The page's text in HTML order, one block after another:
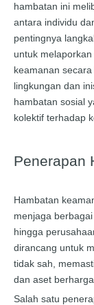
hambatan ini
antara individu
pentingnya
untuk
keamanan
lingkungan dan
hambatan sosial
kolektif terhadap
Penerapan
Hambatan
menjaga
hingga
dirancang untuk
tidak sah,
dan aset berharga.
Salah satu